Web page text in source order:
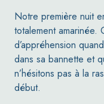
Notre première nuit
totalement amarinée.
d’appréhension
dans sa bannette et
n’hésitons pas à la
début.